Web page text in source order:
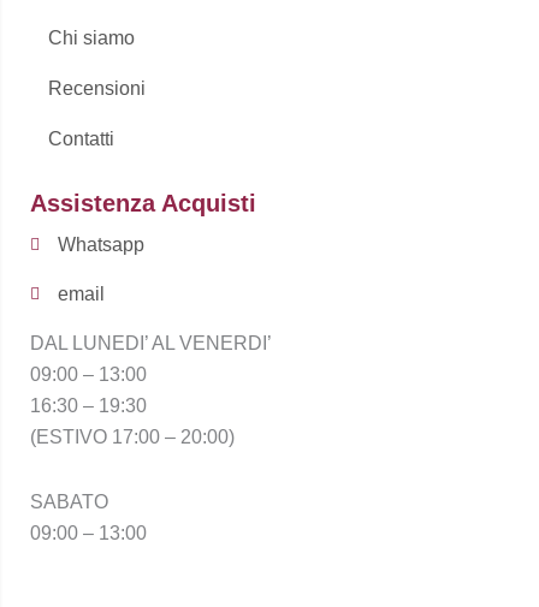
Chi siamo
Recensioni
Contatti
Assistenza Acquisti
Whatsapp
email
DAL LUNEDI’ AL VENERDI’
09:00 – 13:00
16:30 – 19:30
(ESTIVO 17:00 – 20:00)
SABATO
09:00 – 13:00